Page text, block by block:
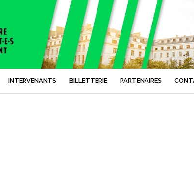
INTERVENANTS BILLETTERIE PARTENAIRES